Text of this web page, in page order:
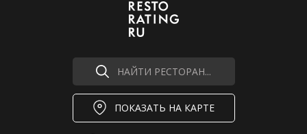
НАЙТИ РЕСТОРАН...
ПОКАЗАТЬ НА КАРТЕ